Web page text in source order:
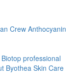
CrewAnthocyanin
Biotop professional
Byothea Skin Care